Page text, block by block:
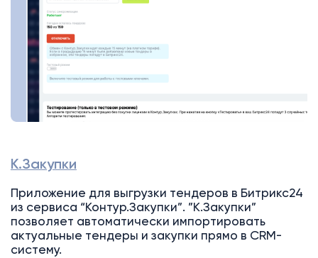
К.Закупки
Приложение для выгрузки тендеров в Битрикс24
из сервиса “Контур.Закупки”. ”К.Закупки”
позволяет автоматически импортировать
актуальные тендеры и закупки прямо в CRM-
систему.